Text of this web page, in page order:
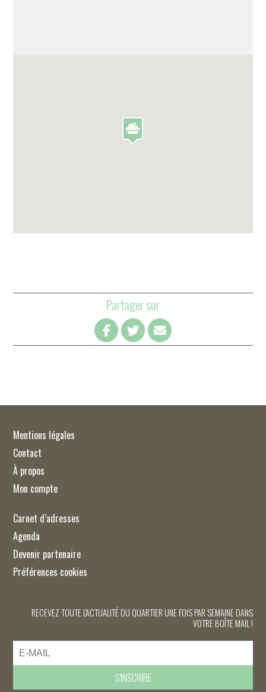
Partager sur
Mentions légales
Contact
À propos
Mon compte
Carnet d’adresses
Agenda
Devenir partenaire
Préférences cookies
RECEVEZ TOUTE L'ACTUALITÉ DU QUARTIER UNE FOIS PAR SEMAINE DANS
VOTRE BOÎTE MAIL !